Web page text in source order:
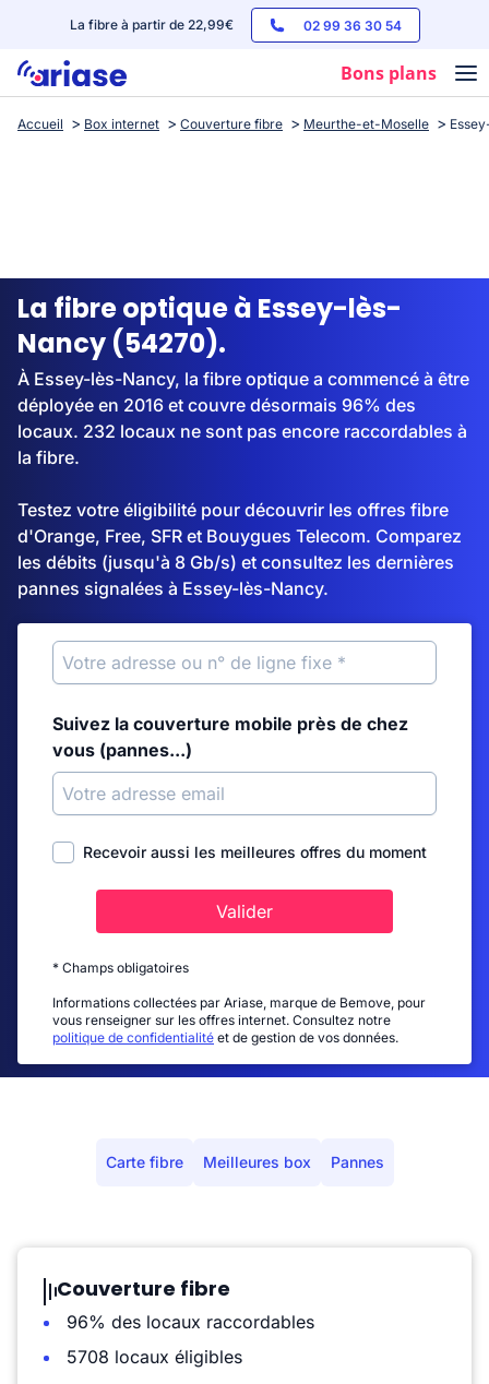
La fibre à partir de 22,99€ 02 99 36 30 54
Bons plans
Box internet
Streaming
Accueil Box internet Couverture fibre Meurthe-et-Moselle
La fibre optique à Essey-lès-
Nancy (54270).
À Essey-lès-Nancy, la fibre optique a commencé à être
déployée en 2016 et couvre désormais 96% des
locaux. 232 locaux ne sont pas encore raccordables à
la fibre.
Testez votre éligibilité pour découvrir les offres fibre
d'Orange, Free, SFR et Bouygues Telecom. Comparez
les débits (jusqu'à 8 Gb/s) et consultez les dernières
pannes signalées à Essey-lès-Nancy.
Suivez la couverture mobile près de chez
vous (pannes...)
Recevoir aussi les meilleures offres du moment
Valider
* Champs obligatoires
Informations collectées par Ariase, marque de Bemove, pour
vous renseigner sur les offres internet. Consultez notre
politique de confidentialité et de gestion de vos données.
Carte fibre Meilleures box Pannes
Couverture fibre
96% des locaux raccordables
5708 locaux éligibles